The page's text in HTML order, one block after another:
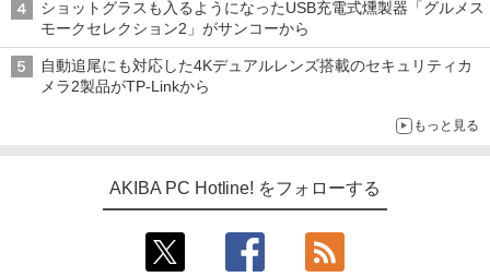
ショットグラスも入るようになったUSB充電式燻製器「グルメス
モークセレクション2」がサンコーから
自動追尾にも対応した4Kデュアルレンズ搭載のセキュリティカ
メラ2製品がTP-Linkから
もっと見る
AKIBA PC Hotline! をフォローする